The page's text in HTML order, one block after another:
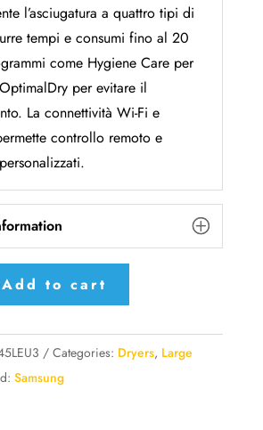
l’asciugatura a quattro tipi di
tempi e consumi fino al 20
come Hygiene Care per
per evitare il
La connettività Wi-Fi e
controllo remoto e
Add to cart
Categories: Dryers, Large
Samsung